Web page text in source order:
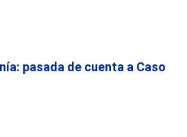
pasada de cuenta a Caso